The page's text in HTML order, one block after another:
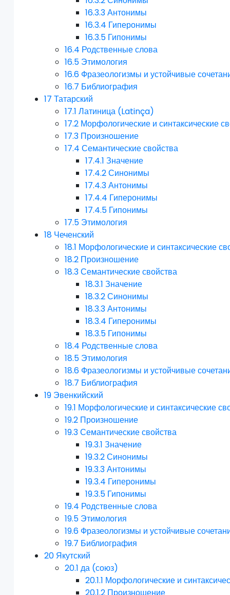
16.3.3Антонимы
16.3.4 Гиперонимы
16.3.5 Гипонимы
16.4 Родственные слова
16.5 Этимология
16.6 Фразеологизмы и устойчивые
16.7 Библиография
17 Татарский
17.1 Латиница (Latinça)
17.2 Морфологические и синтаксические
17.3 Произношение
17.4 Семантические свойства
17.4.1 Значение
17.4.2Синонимы
17.4.3Антонимы
17.4.4 Гиперонимы
17.4.5 Гипонимы
17.5 Этимология
18 Чеченский
18.1 Морфологические и синтаксические
18.2 Произношение
18.3Семантические свойства
18.3.1 Значение
18.3.2Синонимы
18.3.3Антонимы
18.3.4 Гиперонимы
18.3.5 Гипонимы
18.4 Родственные слова
18.5 Этимология
18.6 Фразеологизмы и устойчивые
18.7 Библиография
19 Эвенкийский
19.1 Морфологические и синтаксические
19.2 Произношение
19.3Семантические свойства
19.3.1 Значение
19.3.2Синонимы
19.3.3Антонимы
19.3.4 Гиперонимы
19.3.5 Гипонимы
19.4 Родственные слова
19.5 Этимология
19.6 Фразеологизмы и устойчивые
19.7 Библиография
20 Якутский
20.1 да (союз)
20.1.1 Морфологические и